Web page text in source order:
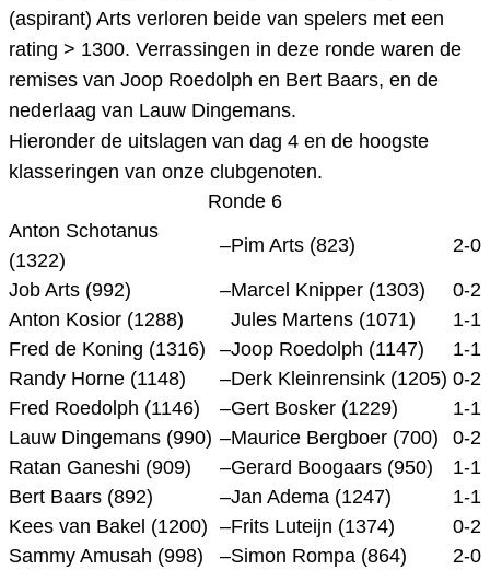
(aspirant) Arts verloren beide van spelers met een
rating > 1300. Verrassingen in deze ronde waren de
remises van Joop Roedolph en Bert Baars, en de
nederlaag van Lauw Dingemans.
Hieronder de uitslagen van dag 4 en de hoogste
klasseringen van onze clubgenoten.
Ronde 6
Anton Schotanus
(1322)
–Pim Arts (823) 2-0
Job Arts (992) –Marcel Knipper (1303)
0-2
Anton Kosior (1288)
Jules Martens (1071)
1-1
Fred de Koning (1316)
–Joop Roedolph (1147)
1-1
Randy Horne (1148)
–Derk Kleinrensink (1205) 0-2
Fred Roedolph (1146)
–Gert Bosker (1229)
1-1
Lauw Dingemans (990) –Maurice Bergboer (700)
0-2
Ratan Ganeshi (909)
–Gerard Boogaars (950)
1-1
Bert Baars (892)
–Jan Adema (1247)
1-1
Kees van Bakel (1200) –Frits Luteijn (1374)
0-2
Sammy Amusah (998)
–Simon Rompa (864) 2-0